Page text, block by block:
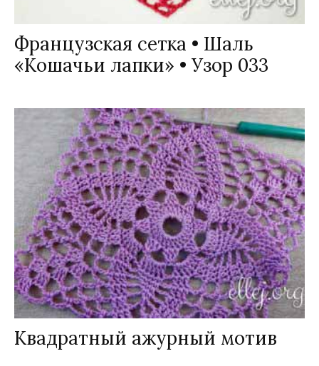
Французская сетка • Шаль
«Кошачьи лапки» • Узор 033
Квадратный ажурный мотив